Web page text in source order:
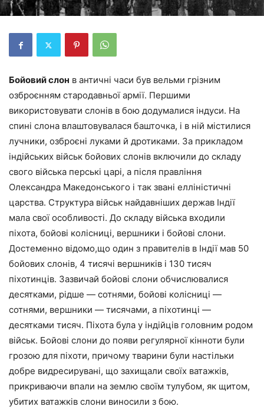
Бойовий слон в античні часи був вельми грізним
озброєнням стародавньої армії. Першими
використовувати слонів в бою додумалися індуси. На
спині слона влаштовувалася башточка, і в ній містилися
лучники, озброєні луками й дротиками. За прикладом
індійських військ бойових слонів включили до складу
свого війська перські царі, а після правління
Олександра Македонського і так звані елліністичні
царства. Структура військ найдавніших держав Індії
мала свої особливості. До складу війська входили
піхота, бойові колісниці, вершники і бойові слони.
Достеменно відомо,що один з правителів в Індії мав 50
бойових слонів, 4 тисячі вершників і 130 тисяч
піхотинців. Зазвичай бойові слони обчислювалися
десятками, рідше — сотнями, бойові колісниці —
сотнями, вершники — тисячами, а піхотинці —
десятками тисяч. Піхота була у індійців головним родом
військ. Бойові слони до появи регулярної кінноти були
грозою для піхоти, причому тварини були настільки
добре видресирувані, що захищали своїх ватажків,
прикриваючи впали на землю своїм тулубом, як щитом,
убитих ватажків слони виносили з бою.